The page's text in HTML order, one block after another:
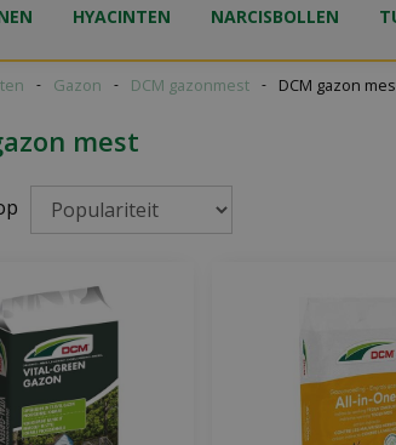
Gazon DCM gazonmest DCM gazon
HYACINTEN NARCISBOLLEN
mest